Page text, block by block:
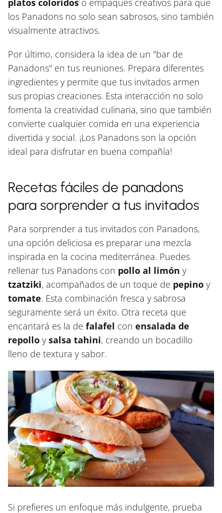
platos coloridos o empaques creativos para que
los Panadons no solo sean sabrosos, sino también
visualmente atractivos.
Por último, considera la idea de un "bar de
Panadons" en tus reuniones. Prepara diferentes
ingredientes y permite que tus invitados armen
sus propias creaciones. Esta interacción no solo
fomenta la creatividad culinaria, sino que también
convierte cualquier comida en una experiencia
divertida y social. ¡Los Panadons son la opción
ideal para disfrutar en buena compañía!
Recetas fáciles de panadons
para sorprender a tus invitados
Para sorprender a tus invitados con Panadons,
una opción deliciosa es preparar una mezcla
inspirada en la cocina mediterránea. Puedes
rellenar tus Panadons con pollo al limón y
tzatziki, acompañados de un toque de pepino y
tomate. Esta combinación fresca y sabrosa
seguramente será un éxito. Otra receta que
encantará es la de falafel con ensalada de
repollo ysalsa tahini, creando un bocadillo
lleno de textura y sabor.
Si prefieres un enfoque más indulgente, prueba